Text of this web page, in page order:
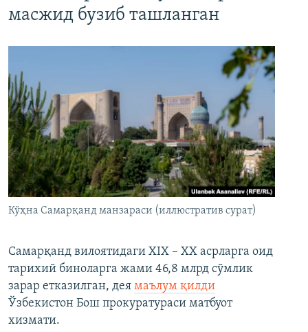
масжид бузиб ташланган
Кўҳна Самарқанд манзараси (иллюстратив сурат)
Самарқанд вилоятидаги XIX – XX асрларга оид
тарихий биноларга жами 46,8 млрд сўмлик
зарар етказилган, дея маълум қилди
Ўзбекистон Бош прокуратураси матбуот
хизмати.